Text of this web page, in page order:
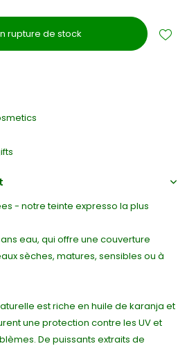
rupture de stock
- notre teinte expresso la plus
eau, qui offre une couverture
sèches, matures, sensibles ou à
est riche en huile de karanja et
une protection contre les UV et
De puissants extraits de